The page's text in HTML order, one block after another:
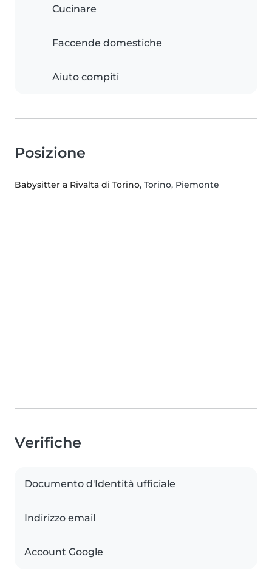
Cucinare
Faccende domestiche
Aiuto compiti
Posizione
Babysitter a Rivalta di Torino, Torino, Piemonte
Verifiche
Documento d'Identità ufficiale
Indirizzo email
Account Google